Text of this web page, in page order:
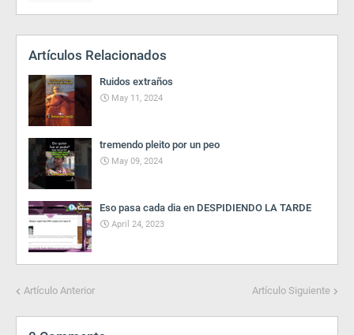
Artículos Relacionados
Ruidos extraños
May 11, 2024
tremendo pleito por un peo
May 09, 2024
Eso pasa cada dia en DESPIDIENDO LA TARDE
April 24, 2023
Artículo Anterior Artículo Siguiente